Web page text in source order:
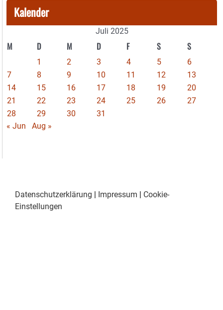
Kalender
Juli 2025
M D M D F S S
1 2 3 4 5
6
7
8 9 10 11 12
13
14
15 16 17 18 19
20
21
22 23 24 25 26
27
28
29 30
31
« Jun
Aug »
Datenschutzerklärung Impressum
Cookie-
Einstellungen